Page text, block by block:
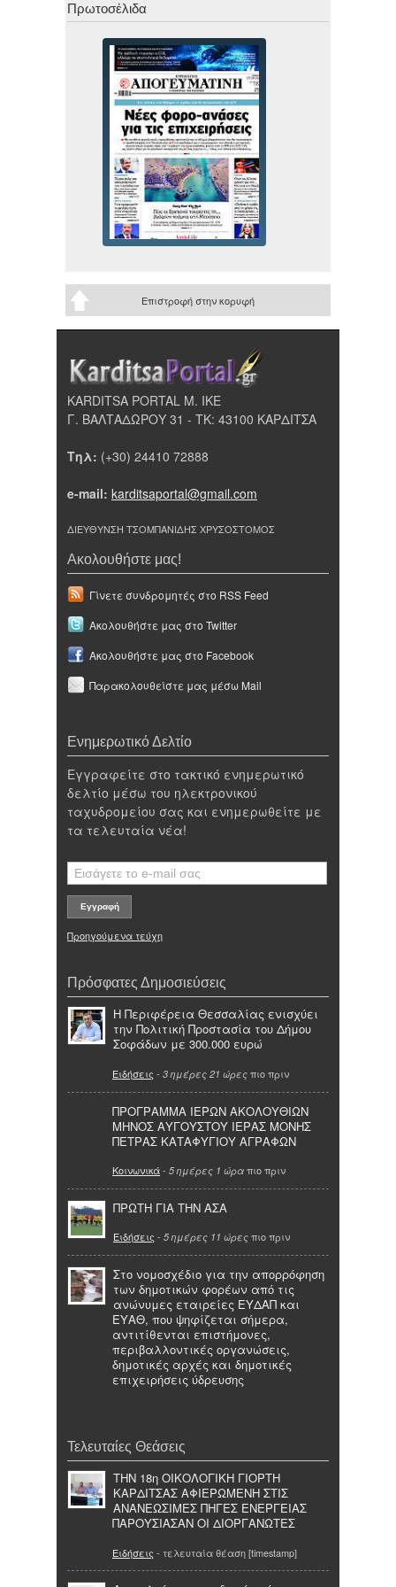
Πρωτοσέλιδα
Επιστροφή στην κορυφή
KARDITSA PORTAL Μ. ΙΚΕ
Γ. ΒΑΛΤΑΔΩΡΟΥ 31 - ΤΚ: 43100 ΚΑΡΔΙΤΣΑ
Τηλ: (+30) 24410 72888
e-mail: karditsaportal@gmail.com
ΔΙΕΥΘΥΝΣΗ ΤΣΟΜΠΑΝΙΔΗΣ ΧΡΥΣΟΣΤΟΜΟΣ
Ακολουθήστε μας!
Γίνετε συνδρομητές στο RSS Feed
Ακολουθήστε μας στο Twitter
Ακολουθήστε μας στο Facebook
Παρακολουθείστε μας μέσω Mail
Ενημερωτικό Δελτίο
Εγγραφείτε στο τακτικό ενημερωτικό
δελτίο μέσω του ηλεκτρονικού
ταχυδρομείου σας και ενημερωθείτε με
τα τελευταία νέα!
Προηγούμενα τεύχη
Πρόσφατες Δημοσιεύσεις
Η Περιφέρεια Θεσσαλίας ενισχύει
την Πολιτική Προστασία του Δήμου
Σοφάδων με 300.000 ευρώ
Ειδήσεις - 3 ημέρες 21 ώρες πιο πριν
ΠΡΟΓΡΑΜΜΑ ΙΕΡΩΝ ΑΚΟΛΟΥΘΙΩΝ
ΜΗΝΟΣ ΑΥΓΟΥΣΤΟΥ ΙΕΡΑΣ ΜΟΝΗΣ
ΠΕΤΡΑΣ ΚΑΤΑΦΥΓΙΟΥ ΑΓΡΑΦΩΝ
Κοινωνικά- 5 ημέρες 1 ώρα πιο πριν
ΠΡΩΤΗ ΓΙΑ ΤΗΝ ΑΣΑ
Ειδήσεις - 5 ημέρες 11 ώρες πιο πριν
Στο νομοσχέδιο για την απορρόφηση
των δημοτικών φορέων από τις
ανώνυμες εταιρείες ΕΥΔΑΠ και
ΕΥΑΘ, που ψηφίζεται σήμερα,
αντιτίθενται επιστήμονες,
περιβαλλοντικές οργανώσεις,
δημοτικές αρχές και δημοτικές
επιχειρήσεις ύδρευσης
Τελευταίες Θεάσεις
ΤΗΝ 18η ΟΙΚΟΛΟΓΙΚΗ ΓΙΟΡΤΗ
ΚΑΡΔΙΤΣΑΣ ΑΦΙΕΡΩΜΕΝΗ ΣΤΙΣ
ΑΝΑΝΕΩΣΙΜΕΣ ΠΗΓΕΣ ΕΝΕΡΓΕΙΑΣ
ΠΑΡΟΥΣΙΑΣΑΝ ΟΙ ΔΙΟΡΓΑΝΩΤΕΣ
Ειδήσεις - τελευταία θέαση [timestamp]